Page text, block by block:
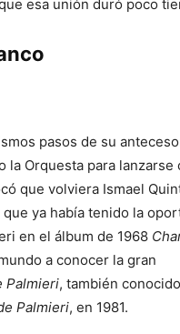
esa unión duró poco
pasos de su
la Orquesta para lanzarse
que volviera Ismael
que ya había tenido la
en el álbum de 1968
a conocer la gran
Palmieri, también
Palmieri, en 1981.